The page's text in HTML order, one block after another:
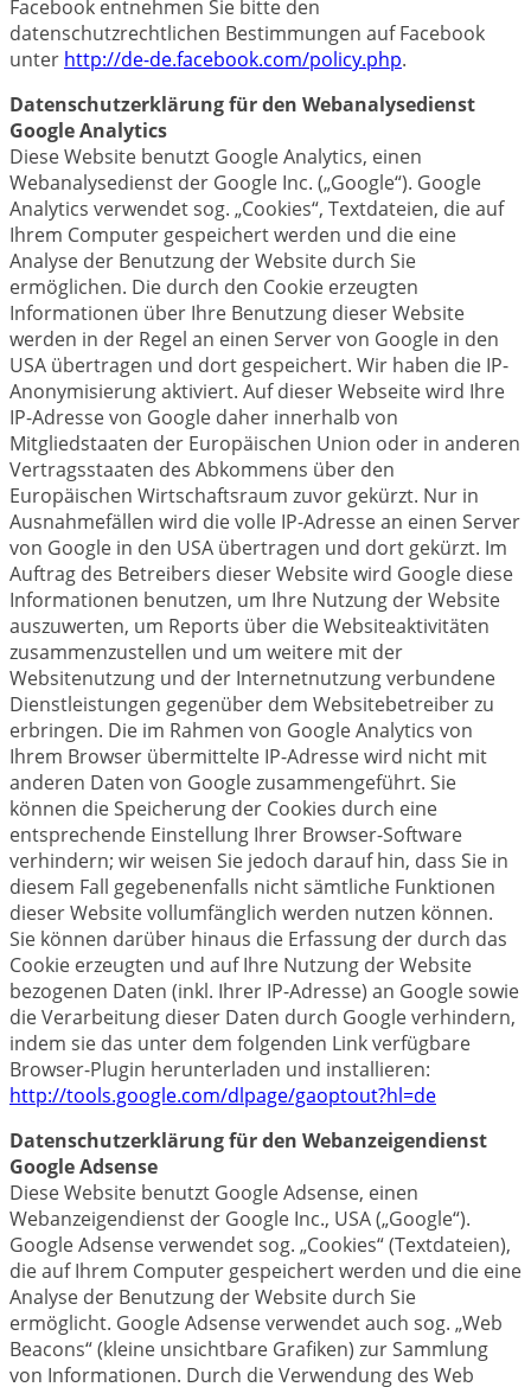
Facebook entnehmen Sie bitte den
datenschutzrechtlichen Bestimmungen auf Facebook
unter http://de-de.facebook.com/policy.php.
Datenschutzerklärung für den Webanalysedienst
Google Analytics
Diese Website benutzt Google Analytics, einen
Webanalysedienst der Google Inc. („Google“). Google
Analytics verwendet sog. „Cookies“, Textdateien, die auf
Ihrem Computer gespeichert werden und die eine
Analyse der Benutzung der Website durch Sie
ermöglichen. Die durch den Cookie erzeugten
Informationen über Ihre Benutzung dieser Website
werden in der Regel an einen Server von Google in den
USA übertragen und dort gespeichert. Wir haben die IP-
Anonymisierung aktiviert. Auf dieser Webseite wird Ihre
IP-Adresse von Google daher innerhalb von
Mitgliedstaaten der Europäischen Union oder in anderen
Vertragsstaaten des Abkommens über den
Europäischen Wirtschaftsraum zuvor gekürzt. Nur in
Ausnahmefällen wird die volle IP-Adresse an einen Server
von Google in den USA übertragen und dort gekürzt. Im
Auftrag des Betreibers dieser Website wird Google diese
Informationen benutzen, um Ihre Nutzung der Website
auszuwerten, um Reports über die Websiteaktivitäten
zusammenzustellen und um weitere mit der
Websitenutzung und der Internetnutzung verbundene
Dienstleistungen gegenüber dem Websitebetreiber zu
erbringen. Die im Rahmen von Google Analytics von
Ihrem Browser übermittelte IP-Adresse wird nicht mit
anderen Daten von Google zusammengeführt. Sie
können die Speicherung der Cookies durch eine
entsprechende Einstellung Ihrer Browser-Software
verhindern; wir weisen Sie jedoch darauf hin, dass Sie in
diesem Fall gegebenenfalls nicht sämtliche Funktionen
dieser Website vollumfänglich werden nutzen können.
Sie können darüber hinaus die Erfassung der durch das
Cookie erzeugten und auf Ihre Nutzung der Website
bezogenen Daten (inkl. Ihrer IP-Adresse) an Google sowie
die Verarbeitung dieser Daten durch Google verhindern,
indem sie das unter dem folgenden Link verfügbare
Browser-Plugin herunterladen und installieren:
http://tools.google.com/dlpage/gaoptout?hl=de
Datenschutzerklärung für den Webanzeigendienst
Google Adsense
Diese Website benutzt Google Adsense, einen
Webanzeigendienst der Google Inc., USA („Google“).
Google Adsense verwendet sog. „Cookies“ (Textdateien),
die auf Ihrem Computer gespeichert werden und die eine
Analyse der Benutzung der Website durch Sie
ermöglicht. Google Adsense verwendet auch sog. „Web
Beacons“ (kleine unsichtbare Grafiken) zur Sammlung
von Informationen. Durch die Verwendung des Web